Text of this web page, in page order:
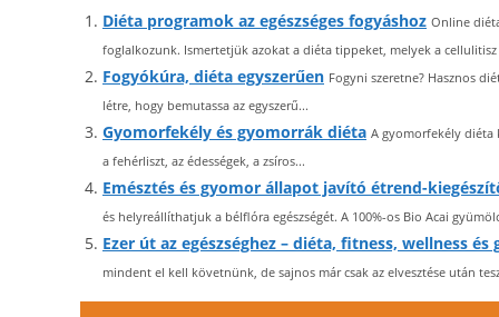
Diéta programok az egészséges fogyáshoz Online
foglalkozunk. Ismertetjük azokat a diéta tippeket, melyek a cellulitisz
Fogyókúra, diéta egyszerűen Fogyni szeretne? Hasznos
létre, hogy bemutassa az egyszerű...
Gyomorfekély és gyomorrák diéta A gyomorfekély diéta
a fehérliszt, az édességek, a zsíros...
Emésztés és gyomor állapot javító étrend-
és helyreállíthatjuk a bélflóra egészségét. A 100%-os Bio Acai
Ezer út az egészséghez – diéta, fitness, wellness
mindent el kell követnünk, de sajnos már csak az elvesztése után